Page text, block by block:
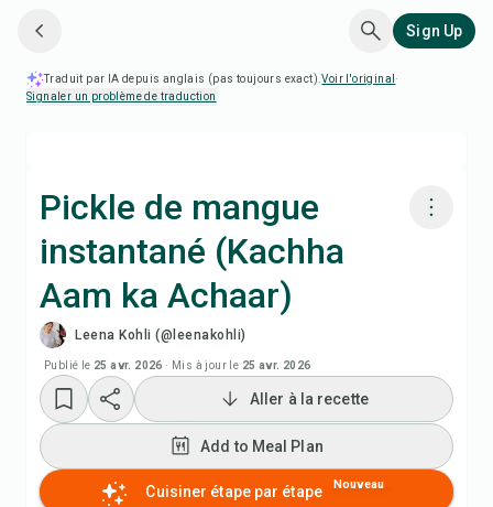
Sign Up
Traduit par IA depuis anglais (pas toujours exact).Voir l'original ·
Signaler un problème de traduction
Pickle de mangue
instantané (Kachha
Aam ka Achaar)
Leena Kohli (@leenakohli)
Publié le 25 avr. 2026 · Mis à jour le 25 avr. 2026
Cuisiner avec Chefadora AI
Add to Shopping List
Notes de recette
Imprimer la recette
Aller à la recette
Add to Meal Plan
Cuisiner étape par étape Nouveau